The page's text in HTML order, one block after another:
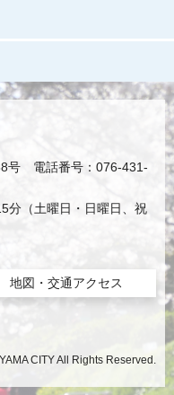
号 電話番号：076-431-
分（土曜日・日曜日、祝
地図・交通アクセス
CITY All Rights Reserved.